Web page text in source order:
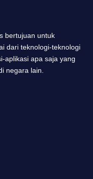
bertujuan untuk
dari teknologi-teknologi
aplikasi apa saja yang
negara lain.